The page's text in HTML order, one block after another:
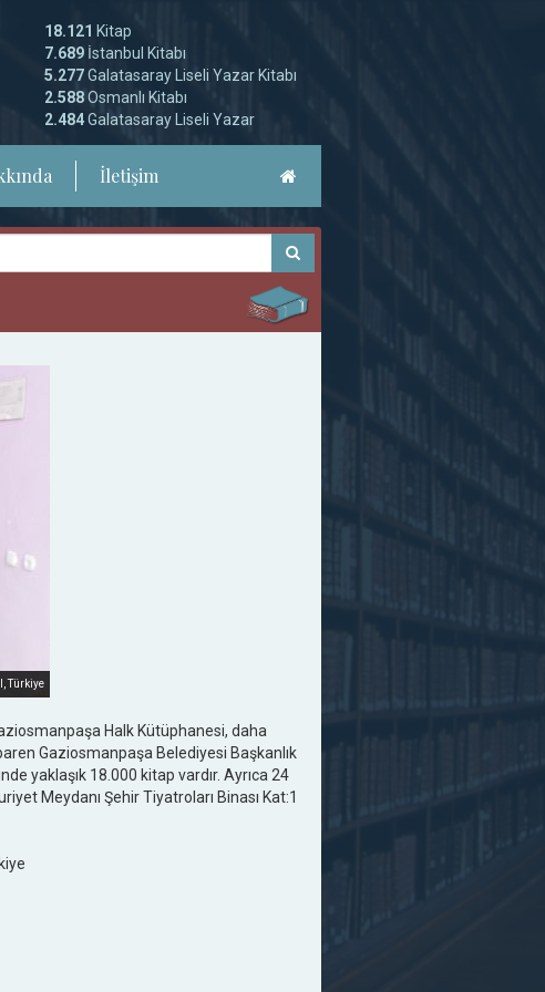
18.121 Kitap
7.689 İstanbul Kitabı
5.277Galatasaray Liseli Yazar Kitabı
2.588Osmanlı Kitabı
2.484Galatasaray Liseli Yazar
İletişim
Türkiye
Halk Kütüphanesi, daha
Gaziosmanpaşa Belediyesi Başkanlık
yaklaşık 18.000 kitap vardır. Ayrıca 24
Meydanı Şehir Tiyatroları Binası Kat:1